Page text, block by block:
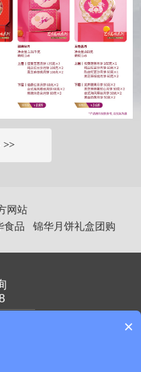
>>
网站
食品 锦华月饼礼盒团购
×